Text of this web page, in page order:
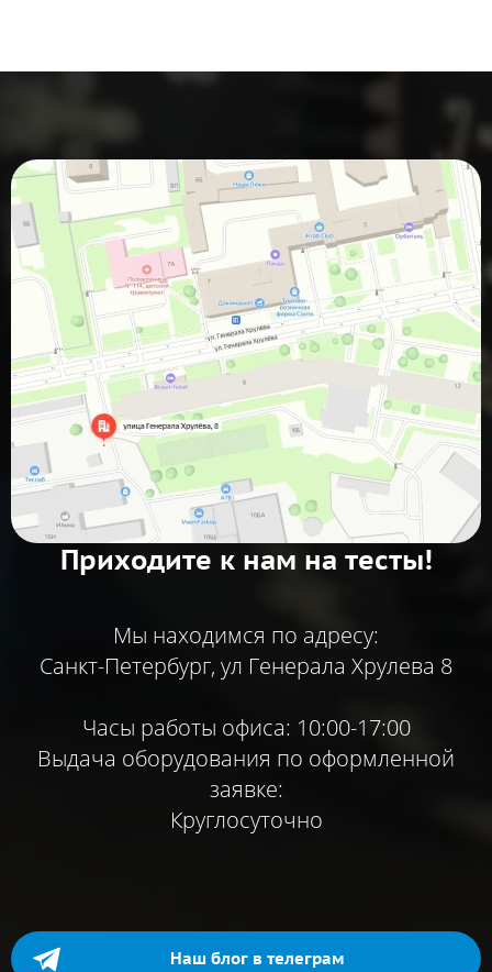
Приходите к нам на тесты!
Мы находимся по адресу:
Санкт-Петербург, ул Генерала Хрулева 8
Часы работы офиса: 10:00-17:00
Выдача оборудования по оформленной
заявке:
Круглосуточно
Наш блог в телеграм